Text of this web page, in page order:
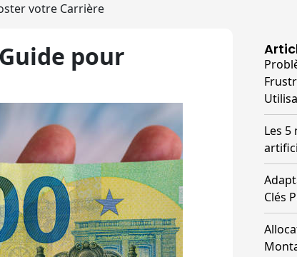
votre Carrière
pour
Les
Clés